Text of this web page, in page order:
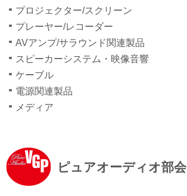
プロジェクター/スクリーン
プレーヤー/レコーダー
AVアンプ/サラウンド関連製品
スピーカーシステム・映像音響
ケーブル
電源関連製品
メディア
ピュアオーディオ部会